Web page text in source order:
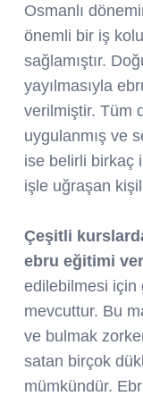
Osmanlı
önemli bir iş
sağlamıştır.
yayılmasıyla
verilmiştir. Tüm
uygulanmış ve
ise belirli birkaç
işle uğraşan
Çeşitli
ebru eğitimi
edilebilmesi için
mevcuttur. Bu
ve bulmak
satan birçok
mümkündür.